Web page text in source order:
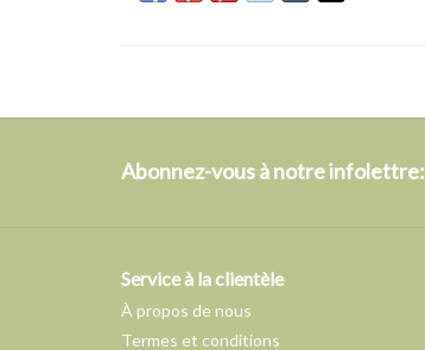
Abonnez-vous à notre infolettre:
Service à la clientèle
À propos de nous
Termes et conditions